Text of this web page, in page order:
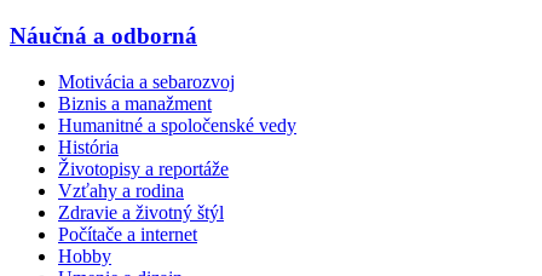
Náučná a odborná
Motivácia a sebarozvoj
Biznis a manažment
Humanitné a spoločenské vedy
História
Životopisy a reportáže
Vzťahy a rodina
Zdravie a životný štýl
Počítače a internet
Hobby